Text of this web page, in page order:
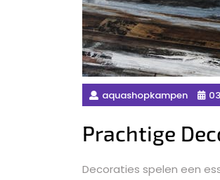
aquashopkampen
Prachtige
Decoraties spelen een